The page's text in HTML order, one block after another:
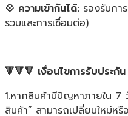
💠 ความเข้ากันได้: รองรับกา
รวมและการเชื่อมต่อ)
🔻🔻🔻 เงื่อนไขการรับประกั
1.หากสินค้ามีปัญหาภายใน 7
สินค้า” สามารถเปลี่ยนใหม่ห